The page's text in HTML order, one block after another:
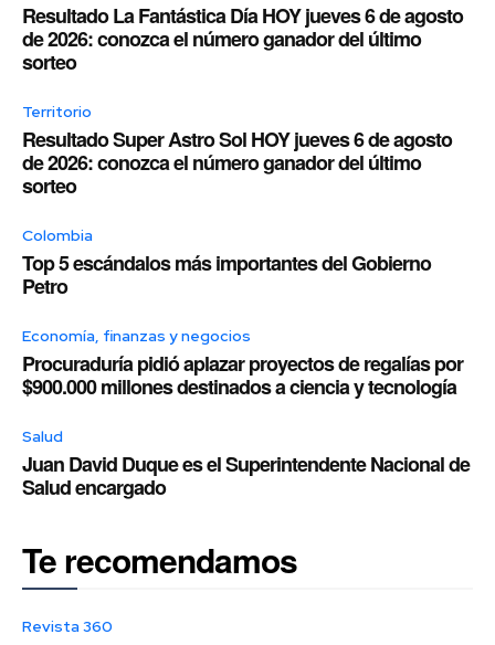
Resultado La Fantástica Día HOY jueves 6 de agosto
de 2026: conozca el número ganador del último
sorteo
Territorio
Resultado Super Astro Sol HOY jueves 6 de agosto
de 2026: conozca el número ganador del último
sorteo
Colombia
Top 5 escándalos más importantes del Gobierno
Petro
Economía, finanzas y negocios
Procuraduría pidió aplazar proyectos de regalías por
$900.000 millones destinados a ciencia y tecnología
Salud
Juan David Duque es el Superintendente Nacional de
Salud encargado
Te recomendamos
Revista 360